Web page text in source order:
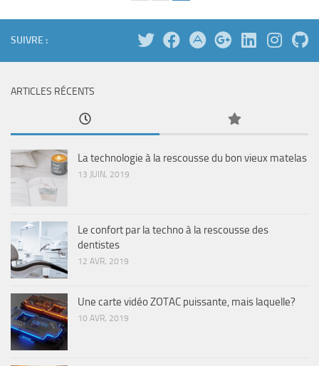
SUIVRE :
ARTICLES RÉCENTS
La technologie à la rescousse du bon vieux matelas
13 JUIN, 2019
Le confort par la techno à la rescousse des
dentistes
12 AVR, 2019
Une carte vidéo ZOTAC puissante, mais laquelle?
10 AVR, 2019